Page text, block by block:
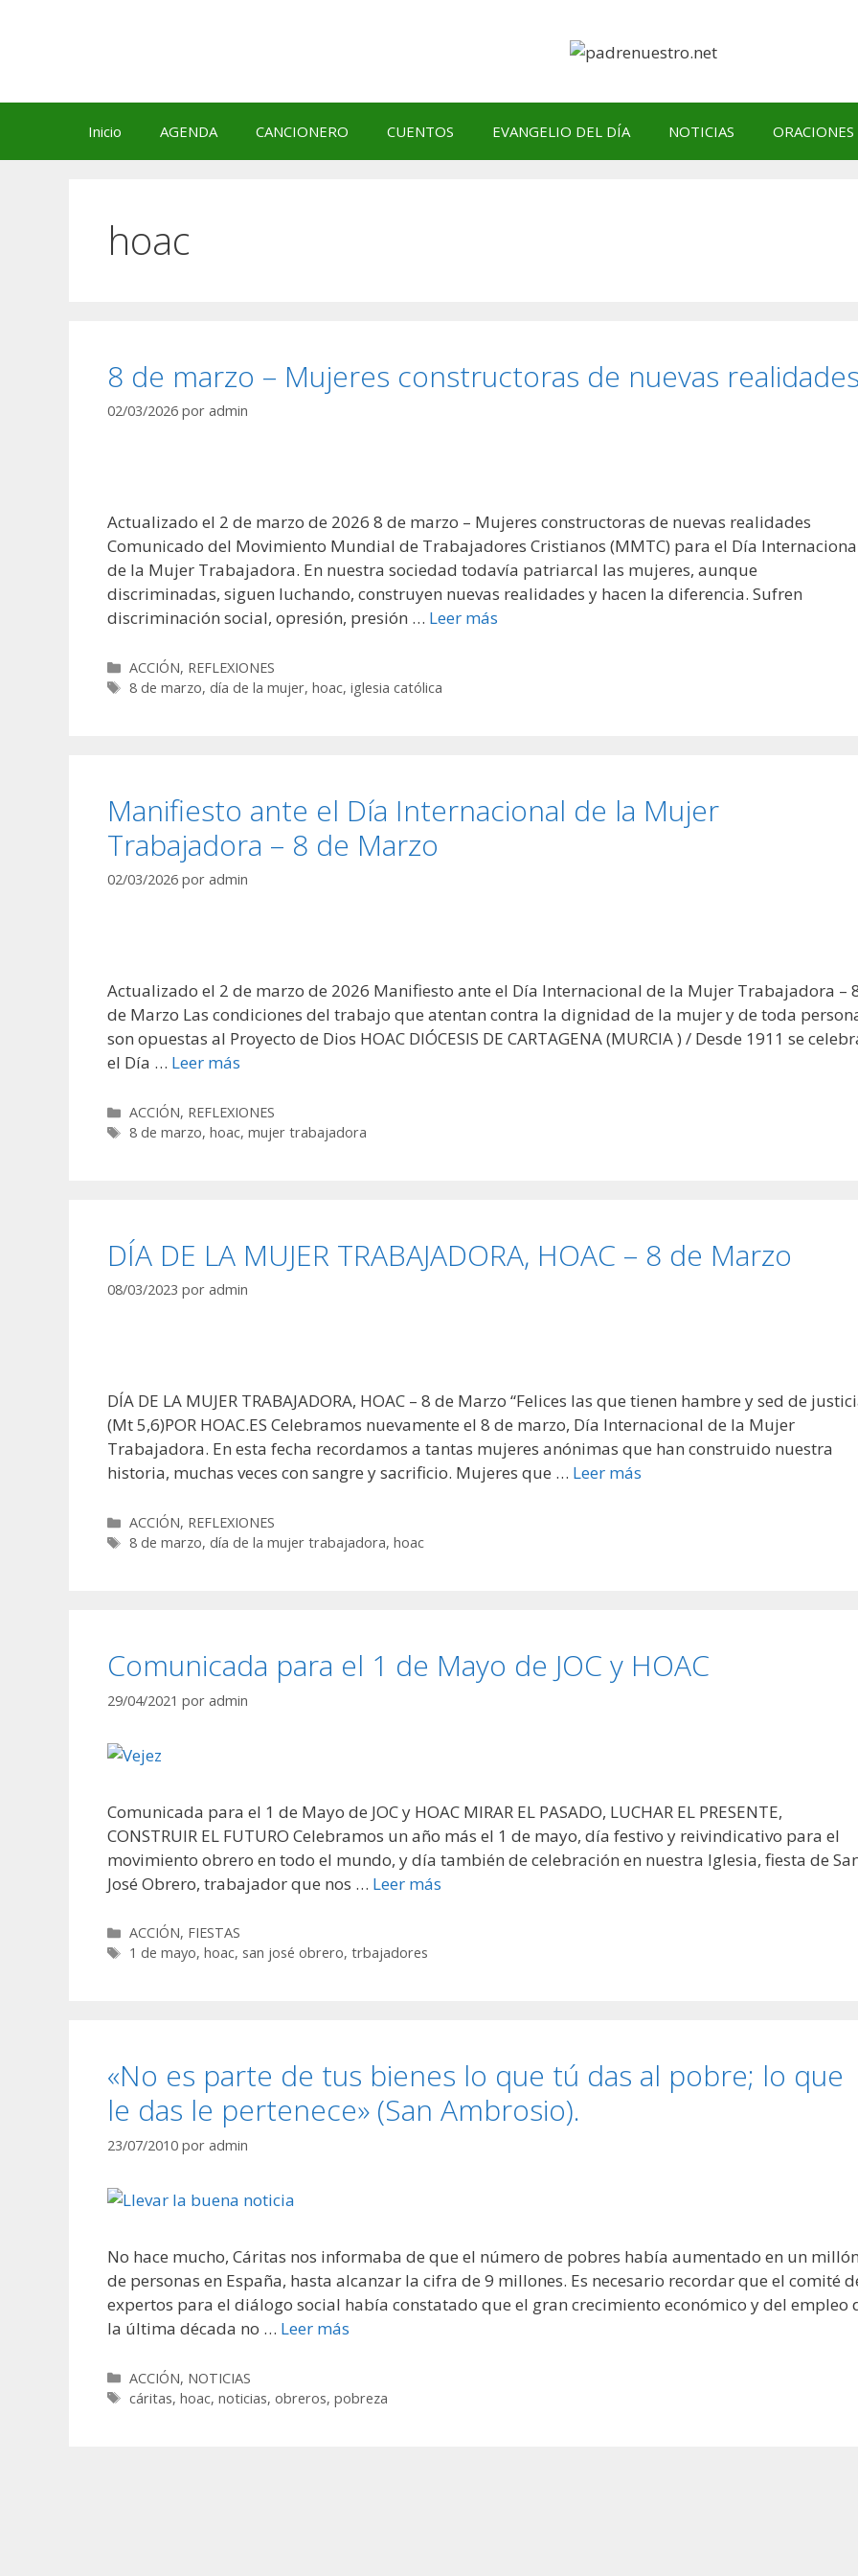
Inicio AGENDA CANCIONERO CUENTOS EVANGELIO DEL DÍA NOTICIAS ORACIONES
hoac
8 de marzo – Mujeres constructoras de nuevas
02/03/2026 por admin
Actualizado el 2 de marzo de 2026 8 de marzo – Mujeres constructoras de nuevas realidades
Comunicado del Movimiento Mundial de Trabajadores Cristianos (MMTC) para el Día
de la Mujer Trabajadora. En nuestra sociedad todavía patriarcal las mujeres, aunque
discriminadas, siguen luchando, construyen nuevas realidades y hacen la diferencia. Sufren
discriminación social, opresión, presión … Leer más
Categorías
ACCIÓN, REFLEXIONES
Etiquetas
8 de marzo,día de la mujer,hoac,iglesia católica
Manifiesto ante el Día Internacional de la Mujer
Trabajadora – 8 de Marzo
02/03/2026 por admin
Actualizado el 2 de marzo de 2026 Manifiesto ante el Día Internacional de la Mujer Trabajadora –
de Marzo Las condiciones del trabajo que atentan contra la dignidad de la mujer y de toda
son opuestas al Proyecto de Dios HOAC DIÓCESIS DE CARTAGENA (MURCIA ) / Desde 1911 se
el Día … Leer más
Categorías
ACCIÓN, REFLEXIONES
Etiquetas
8 de marzo,hoac,mujer trabajadora
DÍA DE LA MUJER TRABAJADORA, HOAC – 8 de Marzo
08/03/2023 por admin
DÍA DE LA MUJER TRABAJADORA, HOAC – 8 de Marzo “Felices las que tienen hambre y sed de
(Mt 5,6)POR HOAC.ES Celebramos nuevamente el 8 de marzo, Día Internacional de la Mujer
Trabajadora. En esta fecha recordamos a tantas mujeres anónimas que han construido nuestra
historia, muchas veces con sangre y sacrificio. Mujeres que … Leer más
Categorías
ACCIÓN, REFLEXIONES
Etiquetas
8 de marzo,día de la mujer trabajadora,hoac
Comunicada para el 1 de Mayo de JOC y HOAC
29/04/2021 por admin
Comunicada para el 1 de Mayo de JOC y HOAC MIRAR EL PASADO, LUCHAR EL PRESENTE,
CONSTRUIR EL FUTURO Celebramos un año más el 1 de mayo, día festivo y reivindicativo para el
movimiento obrero en todo el mundo, y día también de celebración en nuestra Iglesia, fiesta de
José Obrero, trabajador que nos … Leer más
Categorías
ACCIÓN, FIESTAS
Etiquetas
1 de mayo,hoac, san josé obrero,trbajadores
«No es parte de tus bienes lo que tú das al pobre; lo que
le das le pertenece» (San Ambrosio).
23/07/2010 por admin
No hace mucho, Cáritas nos informaba de que el número de pobres había aumentado en un
de personas en España, hasta alcanzar la cifra de 9 millones. Es necesario recordar que el comité
expertos para el diálogo social había constatado que el gran crecimiento económico y del empleo
la última década no … Leer más
Categorías
ACCIÓN, NOTICIAS
Etiquetas
cáritas,hoac,noticias,obreros,pobreza